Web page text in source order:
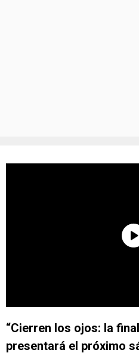
“Cierren los ojos: la
presentará el próximo